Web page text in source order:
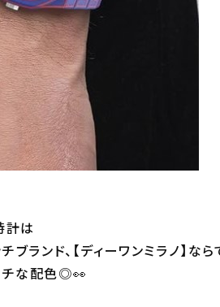
計は
ブランド、【ディーワンミラノ】な
チな配色◎👀